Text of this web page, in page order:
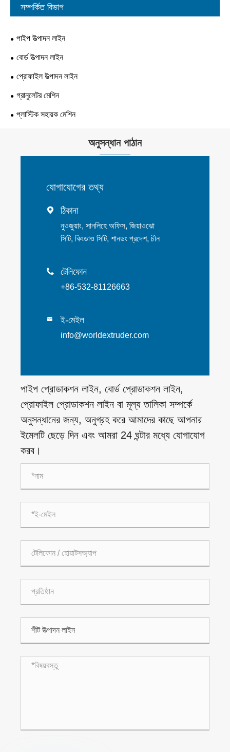
সম্পর্কিত বিভাগ
পাইপ উত্পাদন লাইন
বোর্ড উত্পাদন লাইন
প্রোফাইল উত্পাদন লাইন
গ্রানুলেটর মেশিন
প্লাস্টিক সহায়ক মেশিন
অনুসন্ধান পাঠান
যোগাযোগের তথ্য
 ঠিকানা
নুওজুয়াং, সানলিহে অফিস, জিয়াওঝো
সিটি, কিংডাও সিটি, শানডং প্রদেশ, চীন
 টেলিফোন
+86-532-81126663
 ই-মেইল
info@worldextruder.com
পাইপ প্রোডাকশন লাইন, বোর্ড প্রোডাকশন লাইন,
প্রোফাইল প্রোডাকশন লাইন বা মূল্য তালিকা সম্পর্কে
অনুসন্ধানের জন্য, অনুগ্রহ করে আমাদের কাছে আপনার
ইমেলটি ছেড়ে দিন এবং আমরা 24 ঘন্টার মধ্যে যোগাযোগ
করব।